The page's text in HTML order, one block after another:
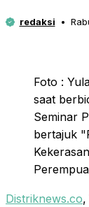
redaksi
Foto :
saat
Seminar
bertajuk
Distriknews.co,